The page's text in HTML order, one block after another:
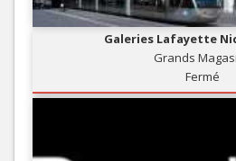
Galeries Lafayette
Grands
Fermé